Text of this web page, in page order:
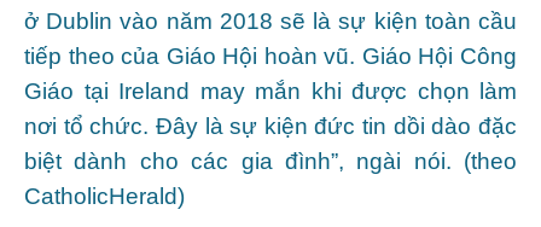
ở Dublin vào năm 2018 sẽ là sự kiện toàn cầu
tiếp theo của Giáo Hội hoàn vũ. Giáo Hội Công
Giáo tại Ireland may mắn khi được chọn làm
nơi tổ chức. Đây là sự kiện đức tin dồi dào đặc
biệt dành cho các gia đình”, ngài nói. (theo
CatholicHerald)